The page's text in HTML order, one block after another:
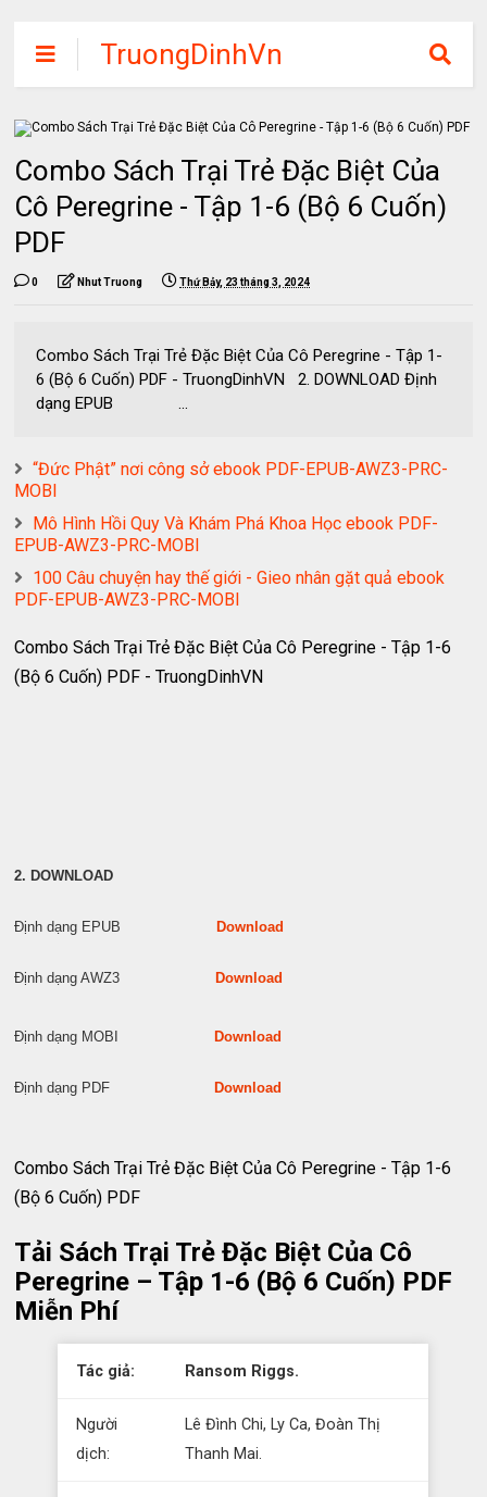
TruongDinhVn
Chia sẽ ebook,
các khóa học,
phần mềm học
tập miễn phí
Combo Sách Trại Trẻ Đặc Biệt Của
Cô Peregrine - Tập 1-6 (Bộ 6 Cuốn)
PDF
0 Nhut Truong Thứ Bảy, 23 tháng 3, 2024
Combo Sách Trại Trẻ Đặc Biệt Của Cô Peregrine - Tập 1-
6 (Bộ 6 Cuốn) PDF - TruongDinhVN 2. DOWNLOAD Định
dạng EPUB ...
“Đức Phật” nơi công sở ebook PDF-EPUB-AWZ3-PRC-
MOBI
Mô Hình Hồi Quy Và Khám Phá Khoa Học ebook PDF-
EPUB-AWZ3-PRC-MOBI
100 Câu chuyện hay thế giới - Gieo nhân gặt quả ebook
PDF-EPUB-AWZ3-PRC-MOBI
Combo Sách Trại Trẻ Đặc Biệt Của Cô Peregrine - Tập 1-6
(Bộ 6 Cuốn) PDF - TruongDinhVN
2. DOWNLOAD
Định dạng EPUB Download
Định dạng AWZ3 Download
Định dạng MOBI Download
Định dạng PDF Download
Combo Sách Trại Trẻ Đặc Biệt Của Cô Peregrine - Tập 1-6
(Bộ 6 Cuốn) PDF
Tải Sách Trại Trẻ Đặc Biệt Của Cô
Peregrine – Tập 1-6 (Bộ 6 Cuốn) PDF
Miễn Phí
Tác giả: Ransom Riggs.
Người
dịch:
Lê Đình Chi, Ly Ca, Đoàn Thị
Thanh Mai.